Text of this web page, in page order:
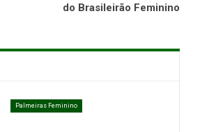
do Brasileirão Feminino
Palmeiras Feminino